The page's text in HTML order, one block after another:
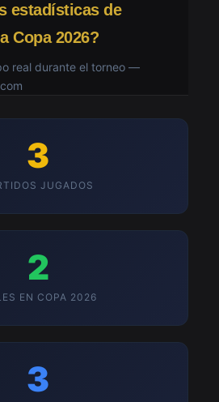
estadísticas de
Copa 2026?
real durante el torneo —
3
JUGADOS
2
EN COPA 2026
3